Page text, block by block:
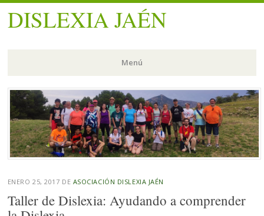
DISLEXIA JAÉN
Menú
Saltar
al
contenido.
ENERO 25, 2017 DE ASOCIACIÓN DISLEXIA JAÉN
Taller de Dislexia: Ayudando a comprender